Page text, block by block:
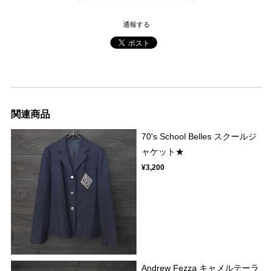
通報する
関連商品
70's School Belles スクールジ
ャケット★
¥3,200
Andrew Fezza キャメルテーラ